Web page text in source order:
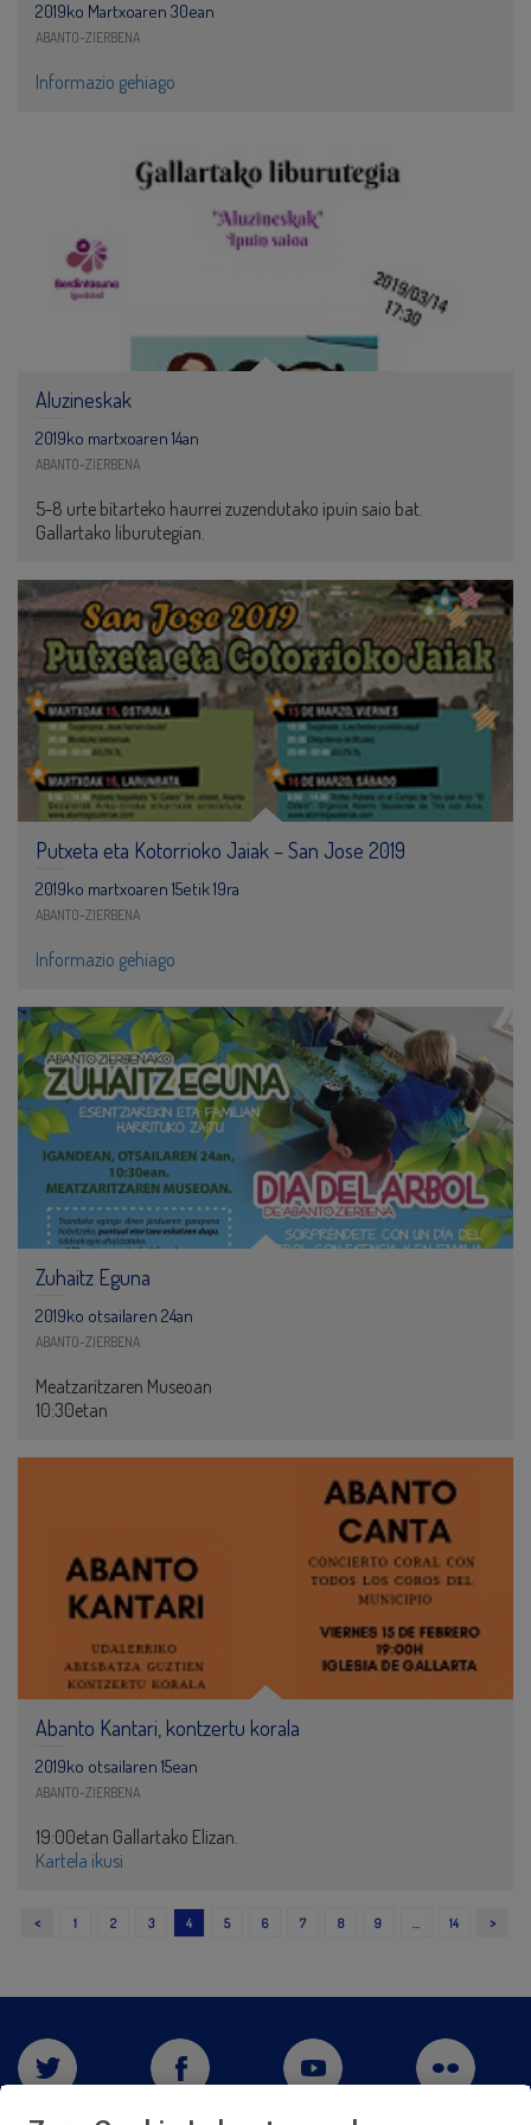
2019ko Martxoaren 30ean
ABANTO-ZIERBENA
Informazio gehiago
Aluzineskak
2019ko martxoaren 14an
ABANTO-ZIERBENA
5-8 urte bitarteko haurrei zuzendutako ipuin saio bat.
Gallartako liburutegian.
Putxeta eta Kotorrioko Jaiak – San Jose 2019
2019ko martxoaren 15etik 19ra
ABANTO-ZIERBENA
Informazio gehiago
Zuhaitz Eguna
2019ko otsailaren 24an
ABANTO-ZIERBENA
Meatzaritzaren Museoan
10:30etan
Abanto Kantari, kontzertu korala
2019ko otsailaren 15ean
ABANTO-ZIERBENA
19:00etan Gallartako Elizan.
Kartela ikusi
< 1 2 3 4 5 6 7 8 9 14 >